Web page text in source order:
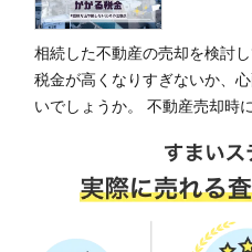
相続した不動産の売却を検討
税金が高くなりすぎないか、
いでしょうか。 不動産売却時